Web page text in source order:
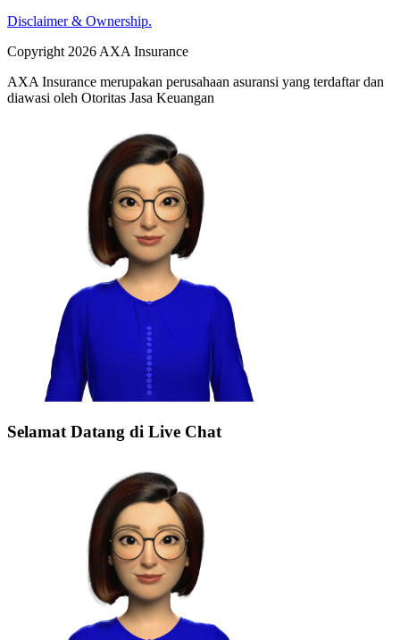
Disclaimer & Ownership.
Copyright 2026 AXA Insurance
AXA Insurance merupakan perusahaan asuransi yang terdaftar dan
diawasi oleh Otoritas Jasa Keuangan
Selamat Datang di Live Chat